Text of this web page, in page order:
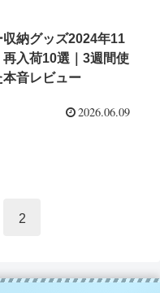
収納グッズ2024年11
再入荷10選｜3週間使
本音レビュー
2026.06.09
2